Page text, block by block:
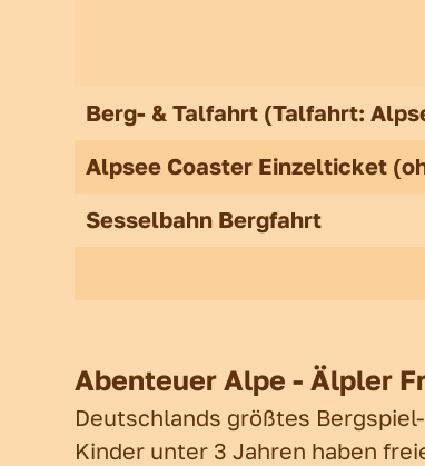
Events
Berg- & Talfahrt (Talfahrt:
Alpsee Coaster Einzelticket
Sesselbahn Bergfahrt
Abenteuer Alpe - Älpler
Deutschlands größtes
Kinder unter 3 Jahren haben